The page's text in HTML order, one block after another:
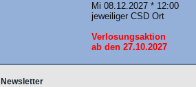
Mi 08.12.2027 * 12:00
jeweiliger CSD Ort
Verlosungsaktion
ab den 27.10.2027
Newsletter